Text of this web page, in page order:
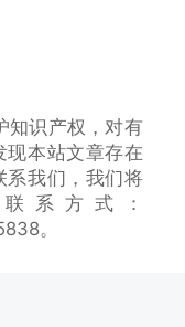
知识产权，对有
现本站文章存在
系我们，我们将
系方式：
。